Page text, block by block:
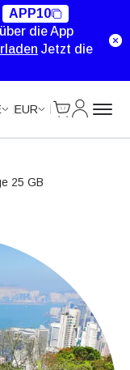
APP10
die App
Jetzt die
EUR
25 GB